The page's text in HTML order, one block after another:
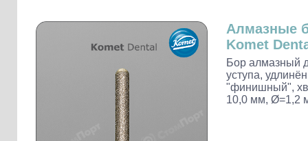
Наконечники и переходники KaVo
Алмазные
Komet
Бор алмазный
уступа,
"финишный",
10,0 мм, Ø=1,2